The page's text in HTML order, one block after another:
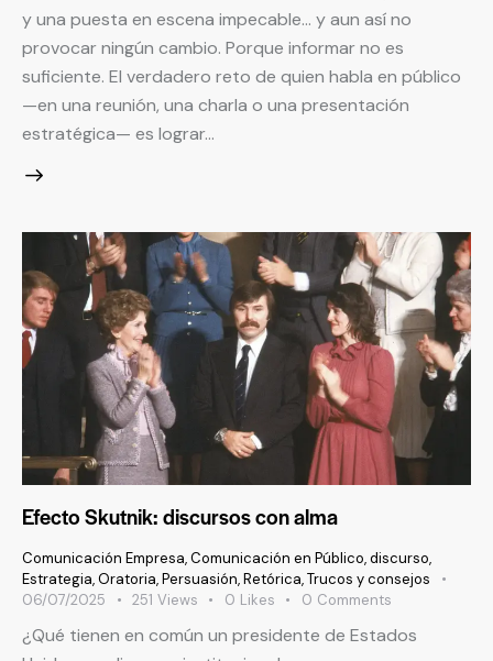
y una puesta en escena impecable… y aun así no
provocar ningún cambio. Porque informar no es
suficiente. El verdadero reto de quien habla en público
—en una reunión, una charla o una presentación
estratégica— es lograr…
Efecto Skutnik: discursos con alma
Comunicación Empresa,Comunicación en Público,discurso,
Estrategia,Oratoria,Persuasión,Retórica,Trucos y consejos
06/07/2025
251 Views 0 Likes 0 Comments
¿Qué tienen en común un presidente de Estados